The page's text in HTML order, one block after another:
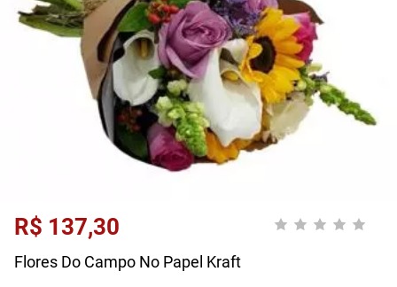
R$ 137,30
Flores Do Campo No Papel Kraft